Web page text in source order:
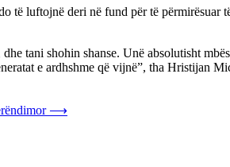
të luftojnë deri në fund për të
tani shohin shanse. Unë absolutisht
e ardhshme që vijnë”, tha Hristijan
⟶